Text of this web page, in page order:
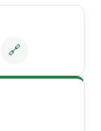
🔗